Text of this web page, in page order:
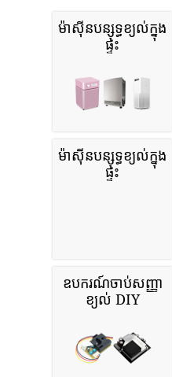
ម៉ាស៊ីនបន្សុទ្ធខ្យល់ក្នុង
ផ្ទះ
ម៉ាស៊ីនបន្សុទ្ធខ្យល់ក្នុង
ផ្ទះ
ឧបករណ៍ចាប់សញ្ញា
ខ្យល់ DIY